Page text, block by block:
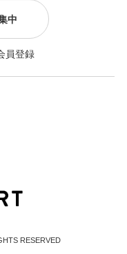
中
員登録
RESERVED